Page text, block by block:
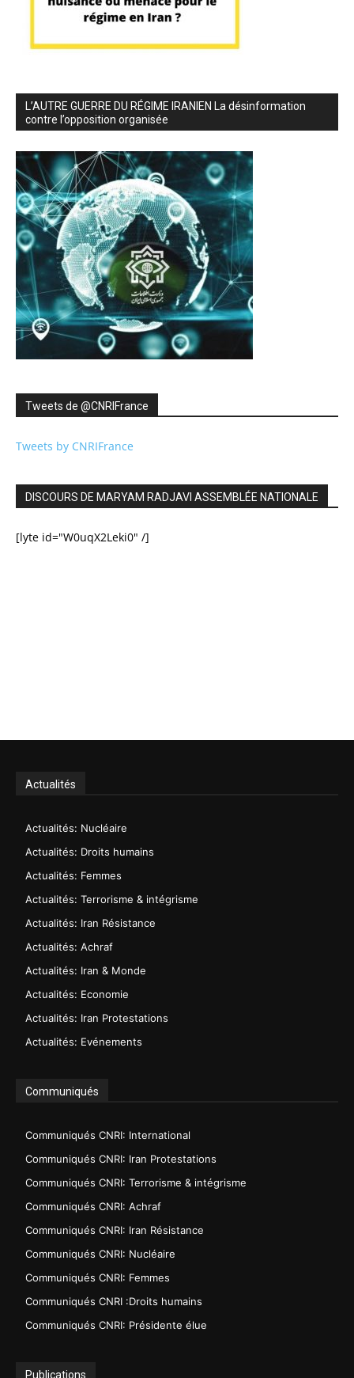
L’AUTRE GUERRE DU RÉGIME IRANIEN La désinformation
contre l’opposition organisée
Tweets de ‎@CNRIFrance
Tweets by CNRIFrance
DISCOURS DE MARYAM RADJAVI ASSEMBLÉE NATIONALE
[lyte id="W0uqX2Leki0" /]
Actualités
Actualités: Nucléaire
Actualités: Droits humains
Actualités: Femmes
Actualités: Terrorisme & intégrisme
Actualités: Iran Résistance
Actualités: Achraf
Actualités: Iran & Monde
Actualités: Economie
Actualités: Iran Protestations
Actualités: Evénements
Communiqués
Communiqués CNRI: International
Communiqués CNRI: Iran Protestations
Communiqués CNRI: Terrorisme & intégrisme
Communiqués CNRI: Achraf
Communiqués CNRI: Iran Résistance
Communiqués CNRI: Nucléaire
Communiqués CNRI: Femmes
Communiqués CNRI :Droits humains
Communiqués CNRI: Présidente élue
Publications